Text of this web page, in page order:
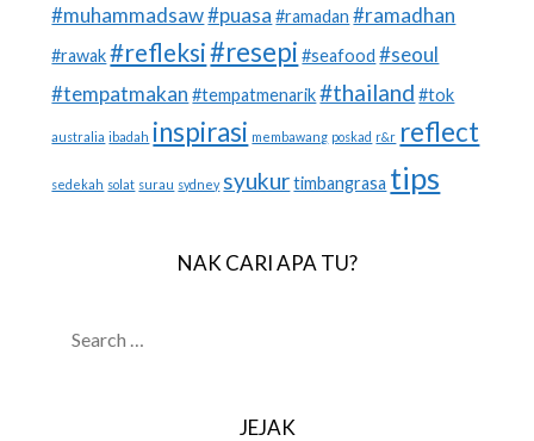
#muhammadsaw#puasa #ramadan #ramadhan
#rawak #refleksi#resepi #seafood #seoul
#tempatmakan #tempatmenarik #thailand #tok
australia ibadah inspirasi membawang poskad r&r reflect
sedekah solat surau sydney syukur timbangrasa tips
NAK CARI APA TU?
FOR:
JEJAK